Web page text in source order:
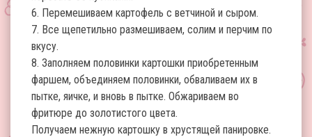
6. Перемешиваем картофель с ветчиной и сыром.
7. Все щепетильно размешиваем, солим и перчим по
вкусу.
8. Заполняем половинки картошки приобретенным
фаршем, объединяем половинки, обваливаем их в
пытке, яичке, и вновь в пытке. Обжариваем во
фритюре до золотистого цвета.
Получаем нежную картошку в хрустящей панировке.